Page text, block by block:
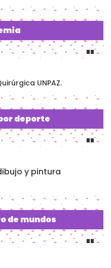
UNPAZ.
deporte
y pintura
de mundos